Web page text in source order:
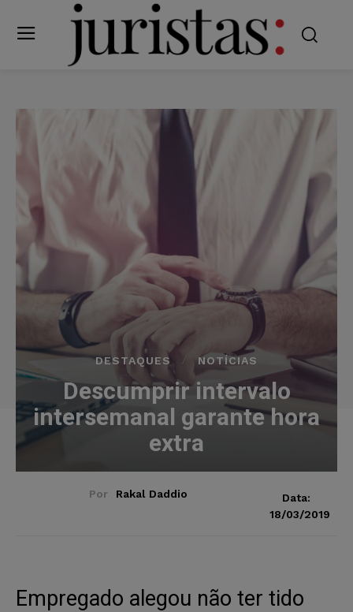
DESTAQUES NOTÍCIAS
Descumprir intervalo
intersemanal garante hora
extra
Por Rakal Daddio
Data:
18/03/2019
Empregado alegou não ter tido